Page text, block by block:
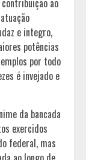
ao
e integro,
potências
por todo
é invejado e
da bancada
exercidos
federal, mas